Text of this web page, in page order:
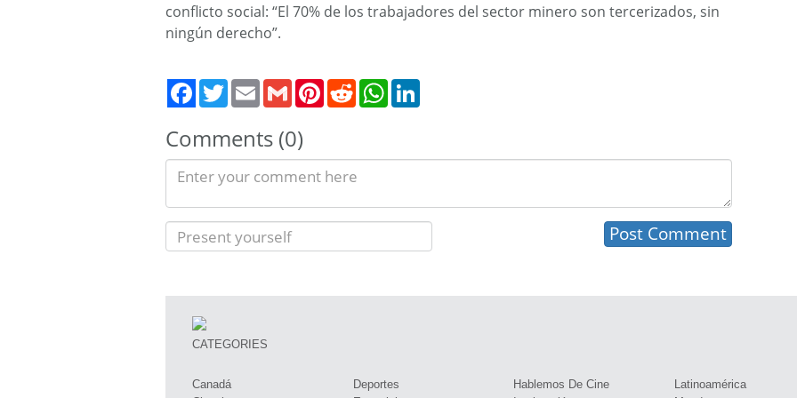
conflicto social: “El 70% de los trabajadores del sector minero son tercerizados, sin
ningún derecho”.
TwitterEmail Gmail PinterestRedditWhatsApp
Comments (0)
CATEGORIES
Canadá
Deportes
Hablemos De Cine
Latinoamérica